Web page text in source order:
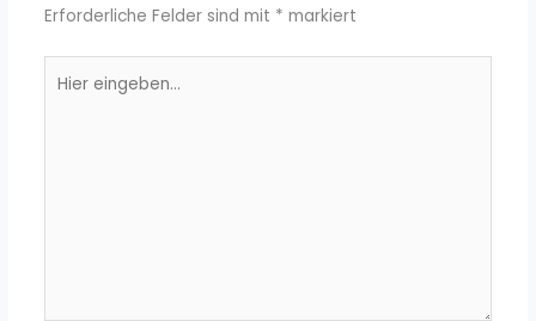
Erforderliche Felder sind mit * markiert
eingeben…